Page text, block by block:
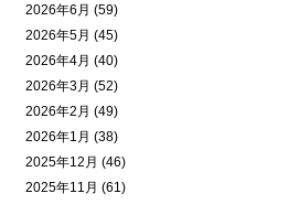
2026年6月 (59)
2026年5月 (45)
2026年4月 (40)
2026年3月 (52)
2026年2月 (49)
2026年1月 (38)
2025年12月 (46)
2025年11月 (61)